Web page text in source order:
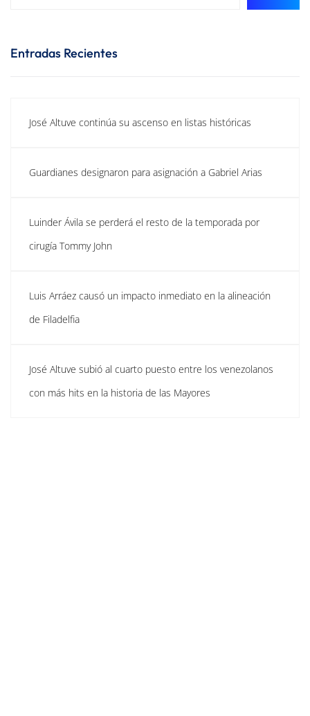
Entradas Recientes
José Altuve continúa su ascenso en listas históricas
Guardianes designaron para asignación a Gabriel Arias
Luinder Ávila se perderá el resto de la temporada por
cirugía Tommy John
Luis Arráez causó un impacto inmediato en la alineación
de Filadelfia
José Altuve subió al cuarto puesto entre los venezolanos
con más hits en la historia de las Mayores